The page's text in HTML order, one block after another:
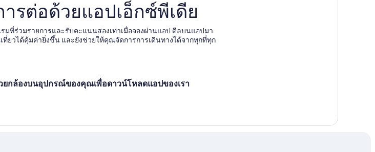
โรงแรม Lapedona
โรงแรมมีห้องอาหารใน Monte Grimano Terme
โรงแรม Tavullia
โรงแรม Direttissima del Conero
รต่อด้วยแอปเอ็กซ์พีเดีย
มที่ร่วมรายการและรับคะแนนสองเท่าเมื่อจองผ่านแอป ดีลบนแอปมา
ยวได้คุ้มค่ายิ่งขึ้น และยังช่วยให้คุณจัดการการเดินทางได้จากทุกที่ทุก
ยกล้องบนอุปกรณ์ของคุณเพื่อดาวน์โหลดแอปของเรา